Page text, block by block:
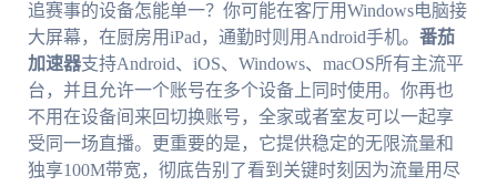
追赛事的设备怎能单一？你可能在客厅用Windows电脑接
大屏幕，在厨房用iPad，通勤时则用Android手机。 番茄
加速器支持Android、iOS、Windows、macOS所有主流平
台，并且允许一个账号在多个设备上同时使用。你再也
不用在设备间来回切换账号，全家或者室友可以一起享
受同一场直播。更重要的是，它提供稳定的无限流量和
独享100M带宽，彻底告别了看到关键时刻因为流量用尽